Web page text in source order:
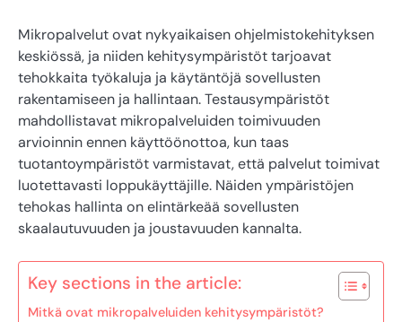
Mikropalvelut ovat nykyaikaisen ohjelmistokehityksen
keskiössä, ja niiden kehitysympäristöt tarjoavat
tehokkaita työkaluja ja käytäntöjä sovellusten
rakentamiseen ja hallintaan. Testausympäristöt
mahdollistavat mikropalveluiden toimivuuden
arvioinnin ennen käyttöönottoa, kun taas
tuotantoympäristöt varmistavat, että palvelut toimivat
luotettavasti loppukäyttäjille. Näiden ympäristöjen
tehokas hallinta on elintärkeää sovellusten
skaalautuvuuden ja joustavuuden kannalta.
Key sections in the article:
Mitkä ovat mikropalveluiden kehitysympäristöt?